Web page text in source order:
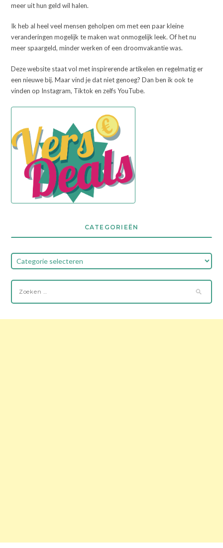
meer uit hun geld wil halen.
Ik heb al heel veel mensen geholpen om met een paar kleine
veranderingen mogelijk te maken wat onmogelijk leek. Of het nu
meer spaargeld, minder werken of een droomvakantie was.
Deze website staat vol met inspirerende artikelen en regelmatig er
een nieuwe bij. Maar vind je dat niet genoeg? Dan ben ik ook te
vinden op Instagram, Tiktok en zelfs YouTube.
CATEGORIEËN